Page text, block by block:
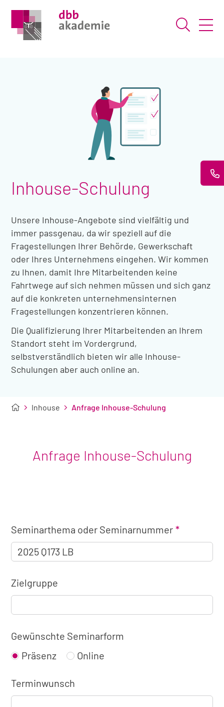
Suche
Inhouse-Schulung
Unsere Inhouse-Angebote sind vielfältig und
immer passgenau, da wir speziell auf die
Fragestellungen Ihrer Behörde, Gewerkschaft
oder Ihres Unternehmens eingehen. Wir kommen
zu Ihnen, damit Ihre Mitarbeitenden keine
Fahrtwege auf sich nehmen müssen und sich ganz
auf die konkreten unternehmensinternen
Fragestellungen konzentrieren können.
Die Qualifizierung Ihrer Mitarbeitenden an Ihrem
Standort steht im Vordergrund,
selbstverständlich bieten wir alle Inhouse-
Schulungen aber auch online an.
Inhouse Anfrage Inhouse-Schulung
Anfrage Inhouse-Schulung
Angaben
zum
Seminar
Seminarthema oder Seminarnummer
Zielgruppe
Gewünschte Seminarform
Präsenz
Online
Terminwunsch